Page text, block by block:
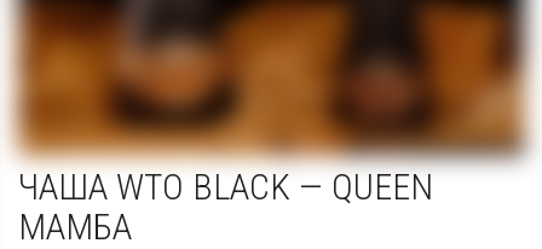
ЧАША WTO BLACK — QUEEN
МАМБА